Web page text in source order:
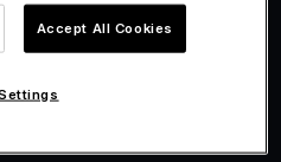
Accept All Cookies